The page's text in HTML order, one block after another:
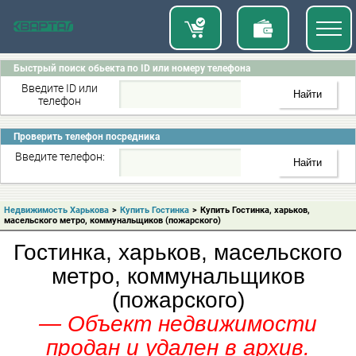
Быстрый поиск обьекта по ID или номеру телефона
Введите ID или
телефон
Проверить телефон посредника
Введите телефон:
Недвижимость Харькова > Купить Гостинка > Купить Гостинка, харьков,
масельского метро, коммунальщиков (пожарского)
Гостинка, харьков, масельского
метро, коммунальщиков
(пожарского)
— Объект недвижимости
продан и удален в архив.